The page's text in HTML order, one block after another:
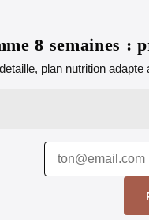
8 semaines :
plan nutrition